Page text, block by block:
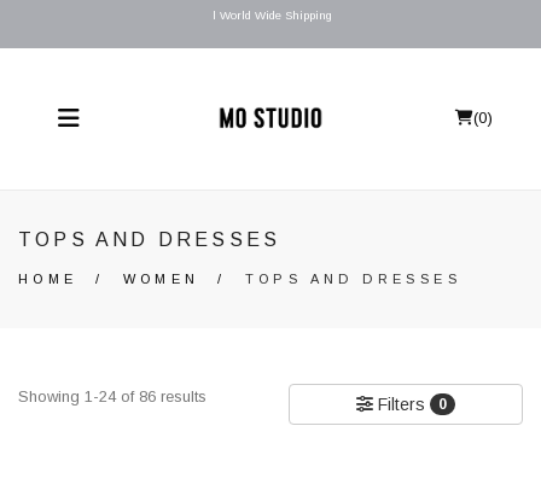
l World Wide Shipping
(0)
TOPS AND DRESSES
HOME / WOMEN / TOPS AND DRESSES
Showing 1-24 of 86 results Filters 0